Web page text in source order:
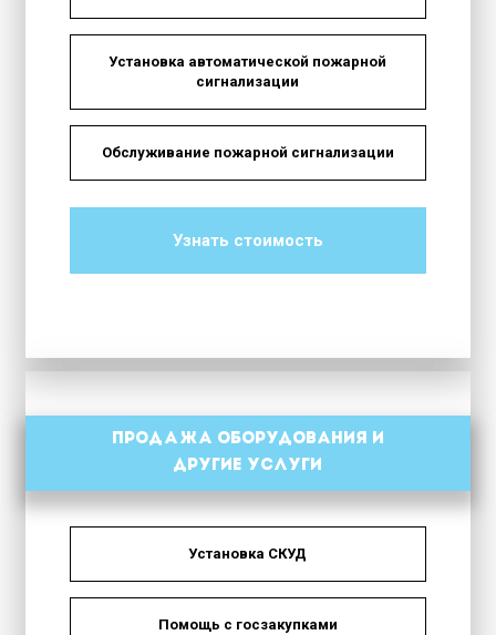
Установка автоматической пожарной
сигнализации
Обслуживание пожарной сигнализации
Узнать стоимость
Продажа оборудования и
другие услуги
Установка СКУД
Помощь с госзакупками